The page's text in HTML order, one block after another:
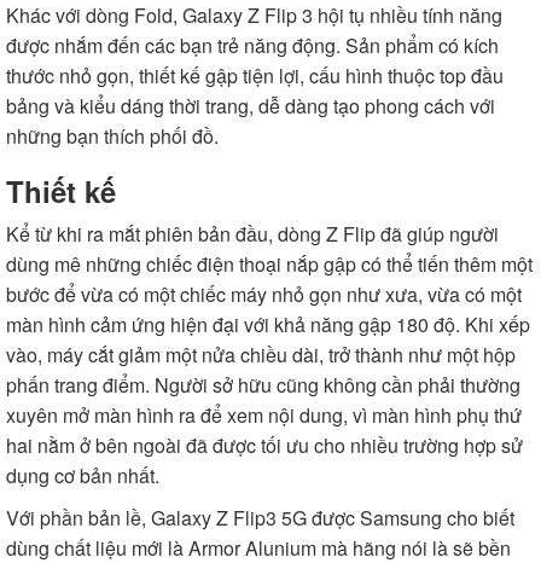
Khác với dòng Fold, Galaxy Z Flip 3 hội tụ nhiều tính năng
được nhắm đến các bạn trẻ năng động. Sản phẩm có kích
thước nhỏ gọn, thiết kế gập tiện lợi, cấu hình thuộc top đầu
bảng và kiểu dáng thời trang, dễ dàng tạo phong cách với
những bạn thích phối đồ.
Thiết kế
Kể từ khi ra mắt phiên bản đầu, dòng Z Flip đã giúp người
dùng mê những chiếc điện thoại nắp gập có thể tiến thêm một
bước để vừa có một chiếc máy nhỏ gọn như xưa, vừa có một
màn hình cảm ứng hiện đại với khả năng gập 180 độ. Khi xếp
vào, máy cắt giảm một nửa chiều dài, trở thành như một hộp
phấn trang điểm. Người sở hữu cũng không cần phải thường
xuyên mở màn hình ra để xem nội dung, vì màn hình phụ thứ
hai nằm ở bên ngoài đã được tối ưu cho nhiều trường hợp sử
dụng cơ bản nhất.
Với phần bản lề, Galaxy Z Flip3 5G được Samsung cho biết
dùng chất liệu mới là Armor Alunium mà hãng nói là sẽ bền